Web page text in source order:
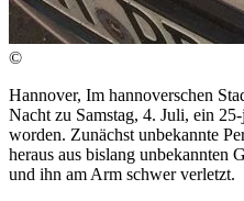
©
Hannover, Im hannoverschen
Nacht zu Samstag, 4. Juli, ein
worden. Zunächst unbekannte
heraus aus bislang unbekannten
und ihn am Arm schwer verletzt.